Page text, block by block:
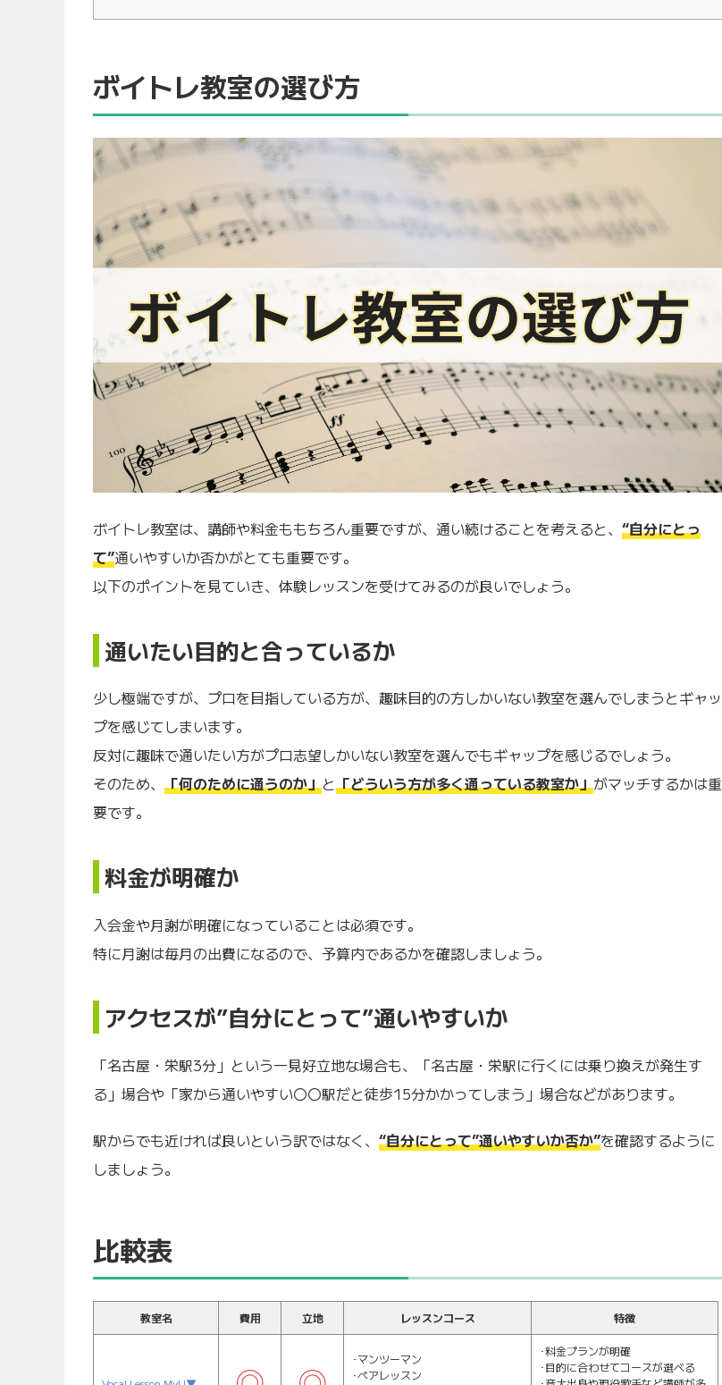
ボイトレ教室の選び方
ボイトレ教室は、講師や料金ももちろん重要ですが、通い続けることを考えると、 “自分にとっ
て”通いやすいか否かがとても重要です。
以下のポイントを見ていき、体験レッスンを受けてみるのが良いでしょう。
通いたい目的と合っているか
少し極端ですが、プロを目指している方が、趣味目的の方しかいない教室を選んでしまうとギャッ
プを感じてしまいます。
反対に趣味で通いたい方がプロ志望しかいない教室を選んでもギャップを感じるでしょう。
そのため、 「何のために通うのか」と「どういう方が多く通っている教室か」がマッチするかは重
要です。
料金が明確か
入会金や月謝が明確になっていることは必須です。
特に月謝は毎月の出費になるので、予算内であるかを確認しましょう。
アクセスが”自分にとって”通いやすいか
「名古屋・栄駅3分」という一見好立地な場合も、「名古屋・栄駅に行くには乗り換えが発生す
る」場合や「家から通いやすい〇〇駅だと徒歩15分かかってしまう」場合などがあります。
駅からでも近ければ良いという訳ではなく、 “自分にとって”通いやすいか否か”を確認するように
しましょう。
比較表
教室名 費用 立地 レッスンコース 特徴
･マンツーマン
･ペアレッスン
･料金プランが明確
･目的に合わせてコースが選べる